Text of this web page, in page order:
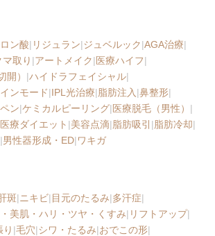
ン酸| リジュラン|ジュベルック|AGA治療|
マ取り |アートメイク|医療ハイフ|
開） |ハイドラフェイシャル|
インモード|IPL光治療|脂肪注入 |鼻整形|
ン|ケミカルピーリング|医療脱毛（男性） |
医療ダイエット |美容点滴|脂肪吸引 |脂肪冷却|
|男性器形成・ED|ワキガ
斑| ニキビ|目元のたるみ|多汗症|
美肌・ハリ・ツヤ・くすみ| リフトアップ|
り |毛穴|シワ・たるみ|おでこの形|